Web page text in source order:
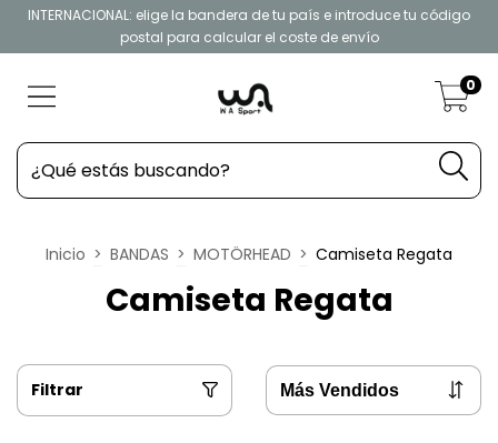
INTERNACIONAL: elige la bandera de tu país e introduce tu código
postal para calcular el coste de envío
0
Inicio > BANDAS > MOTÖRHEAD > Camiseta Regata
Camiseta Regata
Filtrar